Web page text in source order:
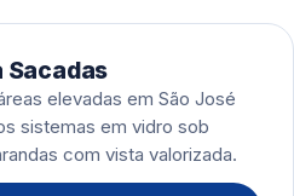
Sacadas
elevadas em São José
sistemas em vidro sob
com vista valorizada.